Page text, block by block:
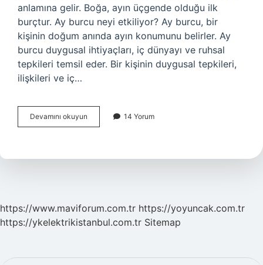
anlamına gelir. Boğa, ayın üçgende olduğu ilk
burçtur. Ay burcu neyi etkiliyor? Ay burcu, bir
kişinin doğum anında ayın konumunu belirler. Ay
burcu duygusal ihtiyaçları, iç dünyayı ve ruhsal
tepkileri temsil eder. Bir kişinin duygusal tepkileri,
ilişkileri ve iç…
Devamını okuyun
Hangi
14 Yorum
https://www.maviforum.com.tr https://yoyuncak.com.tr
https://ykelektrikistanbul.com.tr Sitemap